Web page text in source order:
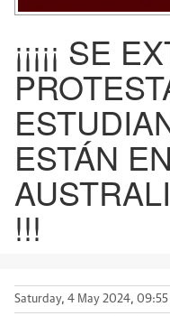
¡¡¡¡¡ SE
ESTÁN
!!!
Saturday, 4 May 2024, 09:55